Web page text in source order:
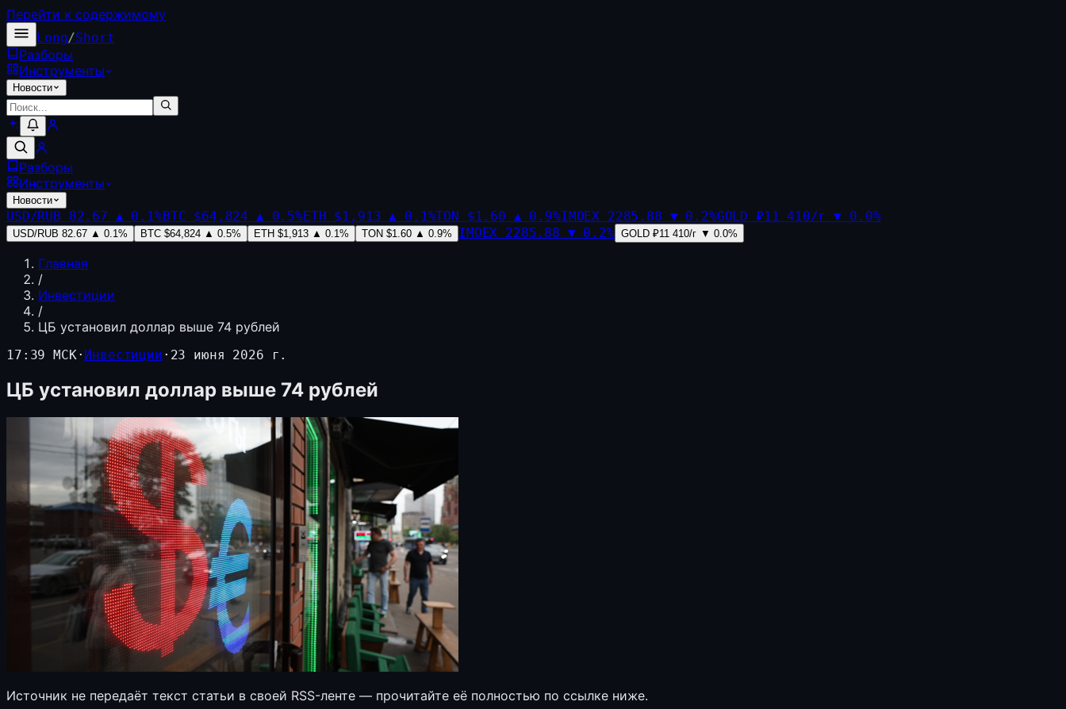
Перейти к содержимому
Long/Short
Разборы
Инструменты
Новости
Разборы
Инструменты
Новости
USD/RUB 82.67 ▲ 0.1%BTC $64,824 ▲ 0.5%ETH $1,913 ▲ 0.1%TON $1.60 ▲ 0.9%IMOEX 2285.88 ▼ 0.2%GOLD ₽11 410/г ▼ 0.0%
USD/RUB 82.67 ▲ 0.1% BTC $64,824 ▲ 0.5% ETH $1,913 ▲ 0.1% TON $1.60 ▲ 0.9% IMOEX 2285.88 ▼ 0.2% GOLD ₽11 410/г ▼ 0.0%
Главная
/
Инвестиции
/
ЦБ установил доллар выше 74 рублей
17:39 МСК· Инвестиции · 23 июня 2026 г.
ЦБ установил доллар выше 74 рублей
Источник не передаёт текст статьи в своей RSS-ленте — прочитайте её полностью по ссылке ниже.